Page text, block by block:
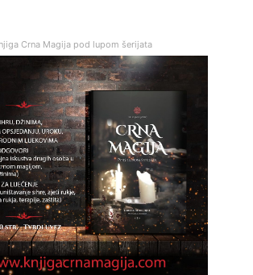
Crna Magija pod lupom šerijata